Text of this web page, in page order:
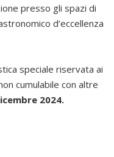
presso gli spazi di
d’eccellenza
speciale riservata ai
cumulabile con altre
2024.